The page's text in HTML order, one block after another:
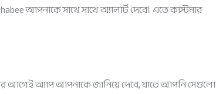
আপনাকে সাথে সাথে অ্যালার্ট দেবে। এতে কাস্টমার
আগেই অ্যাপ আপনাকে জানিয়ে দেবে, যাতে আপনি সেগুলো